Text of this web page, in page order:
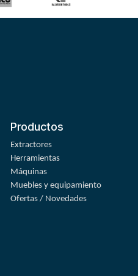
Productos
Extractores
Herramientas
Máquinas
Muebles y equipamiento
Ofertas / Novedades